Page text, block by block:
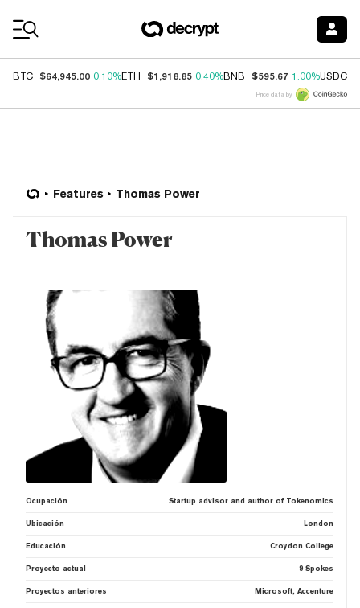
BTC $64,945.00 0.10%ETH $1,918.85 0.40%BNB $595.67 1.00%USDC
Price data by
Features Thomas Power
Thomas Power
Ocupación Startup advisor and author of Tokenomics
Ubicación London
Educación Croydon College
Proyecto actual 9 Spokes
Proyectos anteriores Microsoft, Accenture